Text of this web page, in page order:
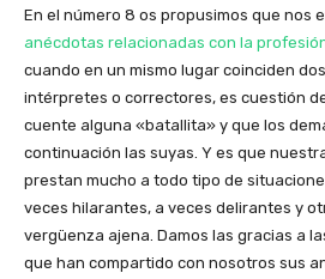
En el número 8 os propusimos que nos
anécdotas relacionadas con la
cuando en un mismo lugar coinciden
intérpretes o correctores, es cuestión
cuente alguna «batallita» y que los
continuación las suyas. Y es que
prestan mucho a todo tipo de
veces hilarantes, a veces delirantes y
vergüenza ajena. Damos las gracias a
que han compartido con nosotros sus